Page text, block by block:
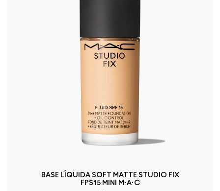
BASE LÍQUIDA SOFT MATTE STUDIO FIX
FPS15 MINI M·A·C